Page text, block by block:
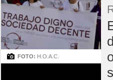
FOTO: H.O.A.C.